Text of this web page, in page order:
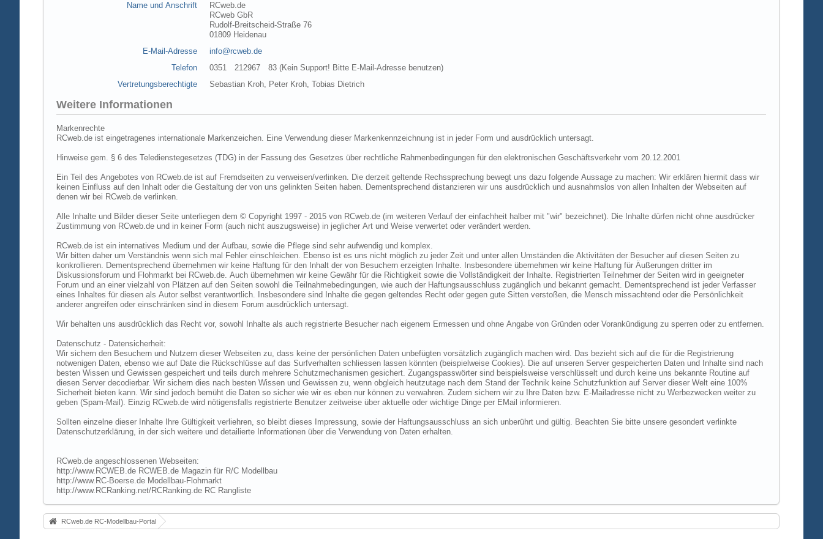
Name und Anschrift
RCweb.de
RCweb GbR
Rudolf-Breitscheid-Straße 76
01809 Heidenau
E-Mail-Adresse
info@rcweb.de
Telefon
0351 212967 83 (Kein Support! Bitte E-Mail-Adresse benutzen)
Vertretungsberechtigte
Sebastian Kroh, Peter Kroh, Tobias Dietrich
Weitere Informationen
Markenrechte
RCweb.de ist eingetragenes internationale Markenzeichen. Eine Verwendung dieser Markenkennzeichnung ist in jeder Form und ausdrücklich untersagt.
Hinweise gem. § 6 des Teledienstegesetzes (TDG) in der Fassung des Gesetzes über rechtliche Rahmenbedingungen für den elektronischen Geschäftsverkehr vom 20.12.2001
Ein Teil des Angebotes von RCweb.de ist auf Fremdseiten zu verweisen/verlinken. Die derzeit geltende Rechssprechung bewegt uns dazu folgende Aussage zu machen: Wir erklären hiermit dass wir
keinen Einfluss auf den Inhalt oder die Gestaltung der von uns gelinkten Seiten haben. Dementsprechend distanzieren wir uns ausdrücklich und ausnahmslos von allen Inhalten der Webseiten auf
denen wir bei RCweb.de verlinken.
Alle Inhalte und Bilder dieser Seite unterliegen dem © Copyright 1997 - 2015 von RCweb.de (im weiteren Verlauf der einfachheit halber mit "wir" bezeichnet). Die Inhalte dürfen nicht ohne ausdrücker
Zustimmung von RCweb.de und in keiner Form (auch nicht auszugsweise) in jeglicher Art und Weise verwertet oder verändert werden.
RCweb.de ist ein internatives Medium und der Aufbau, sowie die Pflege sind sehr aufwendig und komplex.
Wir bitten daher um Verständnis wenn sich mal Fehler einschleichen. Ebenso ist es uns nicht möglich zu jeder Zeit und unter allen Umständen die Aktivitäten der Besucher auf diesen Seiten zu
konkrollieren. Dementsprechend übernehmen wir keine Haftung für den Inhalt der von Besuchern erzeigten Inhalte. Insbesondere übernehmen wir keine Haftung für Äußerungen dritter im
Diskussionsforum und Flohmarkt bei RCweb.de. Auch übernehmen wir keine Gewähr für die Richtigkeit sowie die Vollständigkeit der Inhalte. Registrierten Teilnehmer der Seiten wird in geeigneter
Forum und an einer vielzahl von Plätzen auf den Seiten sowohl die Teilnahmebedingungen, wie auch der Haftungsausschluss zugänglich und bekannt gemacht. Dementsprechend ist jeder Verfasser
eines Inhaltes für diesen als Autor selbst verantwortlich. Insbesondere sind Inhalte die gegen geltendes Recht oder gegen gute Sitten verstoßen, die Mensch missachtend oder die Persönlichkeit
anderer angreifen oder einschränken sind in diesem Forum ausdrücklich untersagt.
Wir behalten uns ausdrücklich das Recht vor, sowohl Inhalte als auch registrierte Besucher nach eigenem Ermessen und ohne Angabe von Gründen oder Vorankündigung zu sperren oder zu entfernen.
Datenschutz - Datensicherheit:
Wir sichern den Besuchern und Nutzern dieser Webseiten zu, dass keine der persönlichen Daten unbefügten vorsätzlich zugänglich machen wird. Das bezieht sich auf die für die Registrierung
notwenigen Daten, ebenso wie auf Date die Rückschlüsse auf das Surfverhalten schliessen lassen könnten (beispielweise Cookies). Die auf unseren Server gespeicherten Daten und Inhalte sind nach
besten Wissen und Gewissen gespeichert und teils durch mehrere Schutzmechanismen gesichert. Zugangspasswörter sind beispielsweise verschlüsselt und durch keine uns bekannte Routine auf
diesen Server decodierbar. Wir sichern dies nach besten Wissen und Gewissen zu, wenn obgleich heutzutage nach dem Stand der Technik keine Schutzfunktion auf Server dieser Welt eine 100%
Sicherheit bieten kann. Wir sind jedoch bemüht die Daten so sicher wie wir es eben nur können zu verwahren. Zudem sichern wir zu Ihre Daten bzw. E-Mailadresse nicht zu Werbezwecken weiter zu
geben (Spam-Mail). Einzig RCweb.de wird nötigensfalls registrierte Benutzer zeitweise über aktuelle oder wichtige Dinge per EMail informieren.
Sollten einzelne dieser Inhalte Ihre Gültigkeit verliehren, so bleibt dieses Impressung, sowie der Haftungsausschluss an sich unberührt und gültig. Beachten Sie bitte unsere gesondert verlinkte
Datenschutzerklärung, in der sich weitere und detailierte Informationen über die Verwendung von Daten erhalten.
RCweb.de angeschlossenen Webseiten:
http://www.RCWEB.de RCWEB.de Magazin für R/C Modellbau
http://www.RC-Boerse.de Modellbau-Flohmarkt
http://www.RCRanking.net/RCRanking.de RC Rangliste
RCweb.de RC-Modellbau-Portal